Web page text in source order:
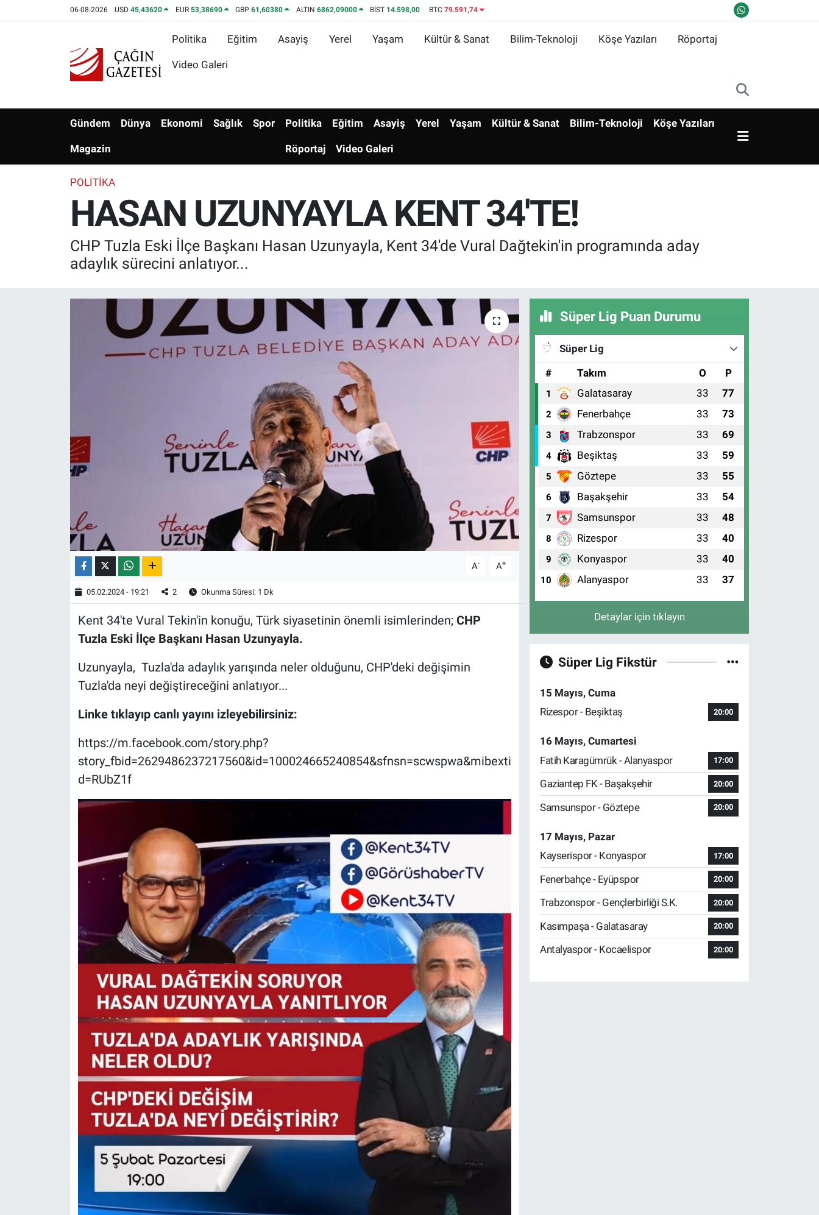
06-08-2026 USD45,43620 EUR 53,38690 GBP61,60380 ALTIN 6862,09000 BİST 14.598,00 BTC 79.591,74
Politika Eğitim Asayiş Yerel Yaşam Kültür & Sanat Bilim-Teknoloji Köşe Yazıları Röportaj
Video Galeri
Gündem Dünya Ekonomi Sağlık Spor
Magazin
Politika Eğitim Asayiş Yerel Yaşam Kültür & Sanat Bilim-Teknoloji Köşe Yazıları
Röportaj Video Galeri
POLITIKA
HASAN UZUNYAYLA KENT 34'TE!
CHP Tuzla Eski İlçe Başkanı Hasan Uzunyayla, Kent 34'de Vural Dağtekin'in programında aday
adaylık sürecini anlatıyor...
A- A+
05.02.2024 - 19:21 2 Okunma Süresi: 1 Dk
Kent 34'te Vural Tekin'in konuğu, Türk siyasetinin önemli isimlerinden; CHP
Tuzla Eski İlçe Başkanı Hasan Uzunyayla.
Uzunyayla, Tuzla'da adaylık yarışında neler olduğunu, CHP'deki değişimin
Tuzla'da neyi değiştireceğini anlatıyor...
Linke tıklayıp canlı yayını izleyebilirsiniz:
https://m.facebook.com/story.php?
story_fbid=2629486237217560&id=100024665240854&sfnsn=scwspwa&mibexti
d=RUbZ1f
Süper Lig Puan Durumu
Süper Lig
#
Takım O P
1 Galatasaray 33 77
2 Fenerbahçe 33 73
3 Trabzonspor 33 69
4 Beşiktaş 33 59
5 Göztepe 33 55
6 Başakşehir 33 54
7 Samsunspor 33 48
8 Rizespor 33 40
9 Konyaspor 33 40
10 Alanyaspor 33 37
Detaylar için tıklayın
Süper Lig Fikstür
15 Mayıs, Cuma
Rizespor - Beşiktaş
20:00
16 Mayıs, Cumartesi
Fatih Karagümrük - Alanyaspor
17:00
Gaziantep FK - Başakşehir 20:00
Samsunspor - Göztepe 20:00
17 Mayıs, Pazar
Kayserispor - Konyaspor
17:00
Fenerbahçe - Eyüpspor 20:00
Trabzonspor - Gençlerbirliği S.K. 20:00
Kasımpaşa - Galatasaray 20:00
Antalyaspor - Kocaelispor 20:00
Asayiş
Kültür & Sanat
Köşe Yazıları
Nöbetçi Eczaneler
Hava Durumu
Namaz Vakitleri
Tüm Manşetler
Haber Arşivi